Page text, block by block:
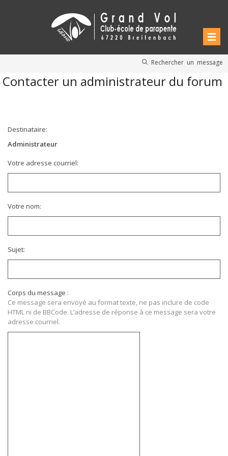
Rechercher un message
Contacter un administrateur du forum
Destinataire:
Administrateur
Votre adresse courriel:
Votre nom:
Sujet:
Corps du message :
Ce message sera envoyé au format texte, ne pas inclure de code
HTML ni de BBCode. L’adresse de réponse à ce message sera votre
adresse courriel.